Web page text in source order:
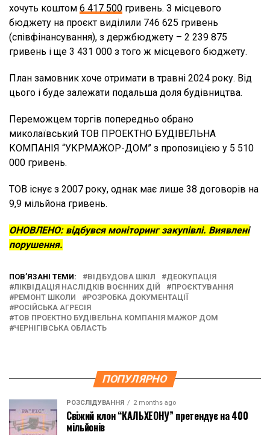
хочуть коштом 6 417 500 гривень. З місцевого
бюджету на проєкт виділили 746 625 гривень
(співфінансування), з держбюджету – 2 239 875
гривень і ще 3 431 000 з того ж місцевого бюджету.
План замовник хоче отримати в травні 2024 року. Від
цього і буде залежати подальша доля будівництва.
Переможцем торгів попередньо обрано
миколаївський ТОВ ПРОЕКТНО БУДІВЕЛЬНА
КОМПАНІЯ “УКРМАЖОР-ДОМ” з пропозицією у 5 510
000 гривень.
ТОВ існує з 2007 року, однак має лише 38 договорів на
9,9 мільйона гривень.
ОНОВЛЕНО: відбувся моніторинг закупівлі. Виявлені
порушення.
ПОВ’ЯЗАНІ ТЕМИ: ВІДБУДОВА ШКІЛ
ДЕОКУПАЦІЯ
ЛІКВІДАЦІЯ НАСЛІДКІВ ВОЄННИХ ДІЙ
ПРОЄКТУВАННЯ
РЕМОНТ ШКОЛИ
РОЗРОБКА ДОКУМЕНТАЦІЇ
РОСІЙСЬКА АГРЕСІЯ
ТОВ ПРОЕКТНО БУДІВЕЛЬНА КОМПАНІЯ МАЖОР ДОМ
ЧЕРНІГІВСЬКА ОБЛАСТЬ
ПОПУЛЯРНО
РОЗСЛІДУВАННЯ 2 months ago
Свіжий клон “КАЛЬХЕОНУ” претендує на 400
мільйонів